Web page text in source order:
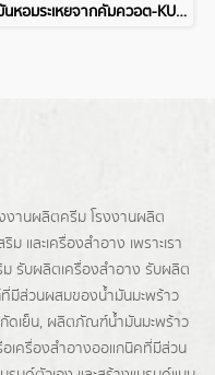
น้ำมันหอมระเหยจากคัมควอต-KUMQUAT ESSENTIAL OIL
งานผลิตครีม โรงงานผลิต
ริม และเครื่องสำอาง เพราะเรา
รับผลิตเครื่องสำอาง รับผลิต
มีส่วนผสมของน้ำมันมะพร้าว
กัดเย็น, ผลิตภัณฑ์น้ำมันมะพร้าว
อเครื่องสำอางออแกนิคที่มีส่วน